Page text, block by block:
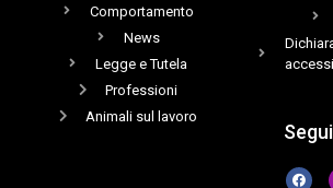
Comportamento
News
Legge e Tutela
Professioni
Animali sul lavoro